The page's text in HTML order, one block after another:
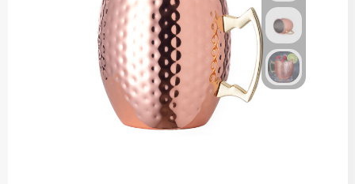
Alle snoep artikelen
Koeken & Chips
Koekjes bedrukken
Brievenbus taarten